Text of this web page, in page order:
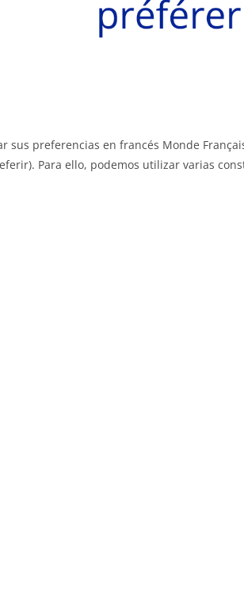
sus preferencias en francés Monde
Para ello, podemos utilizar varias